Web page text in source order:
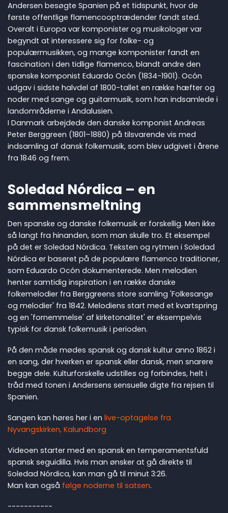
Andersen besøgte Spanien på et tidspunkt, hvor de
første offentlige flamencooptrædender fandt sted.
Overalt i Europa var komponister og musikologer var
begyndt at interessere sig for folke- og
populærmusikken, og mange komponister fandt en
fascination i den tidlige flamenco, blandt andre den
spanske komponist Eduardo Ocón (1834-1901). Ocón
udgav i sidste halvdel af 1800-tallet en række hæfter og
noder med sange og guitarmusik, som han indsamlede i
landområderne i Andalusien.
I Danmark arbejdede den danske komponist Andreas
Peter Berggreen (1801–1880) på tilsvarende vis med
indsamling af dansk folkemusik, som blev udgivet i årene
fra 1846 og frem.
Soledad Nórdica – en
sammensmeltning
Den spanske og danske folkemusik er forskellig. Men ikke
så langt fra hinanden, som man skulle tro. Et eksempel
på det er Soledad Nórdica. Teksten og rytmen i Soledad
Nórdica er baseret på de populære flamenco traditioner,
som Eduardo Ocón dokumenterede. Men melodien
henter samtidig inspiration i en række danske
folkemelodier fra Berggreens store samling 'Folkesange
og melodier' fra 1842. Melodiens start med et kvartspring
og en 'fornemmelse' af kirketonalitet' er eksempelvis
typisk for dansk folkemusik i perioden.
På den måde mødes spansk og dansk kultur anno 1862 i
en sang, der hverken er spansk eller dansk, men snarere
begge dele. Kulturforskelle udstilles og forbindes, helt i
tråd med tonen i Andersens sensuelle digte fra rejsen til
Spanien.
Sangen kan høres her i en live-optagelse fra
Nyvangskirken, Kalundborg
Videoen starter med en spansk en temperamentsfuld
spansk seguidilla. Hvis man ønsker at gå direkte til
Soledad Nórdica, kan man gå til minut 3:26.
Man kan også følge noderne til satsen.
-----------